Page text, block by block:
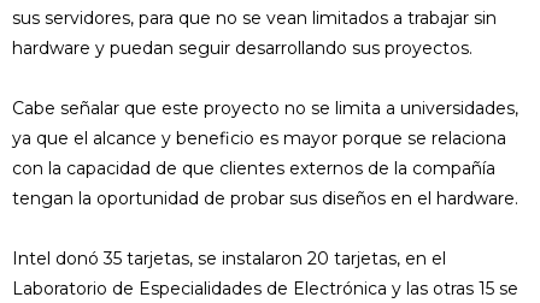
sus servidores, para que no se vean limitados a trabajar sin
hardware y puedan seguir desarrollando sus proyectos.
Cabe señalar que este proyecto no se limita a universidades,
ya que el alcance y beneficio es mayor porque se relaciona
con la capacidad de que clientes externos de la compañía
tengan la oportunidad de probar sus diseños en el hardware.
Intel donó 35 tarjetas, se instalaron 20 tarjetas, en el
Laboratorio de Especialidades de Electrónica y las otras 15 se